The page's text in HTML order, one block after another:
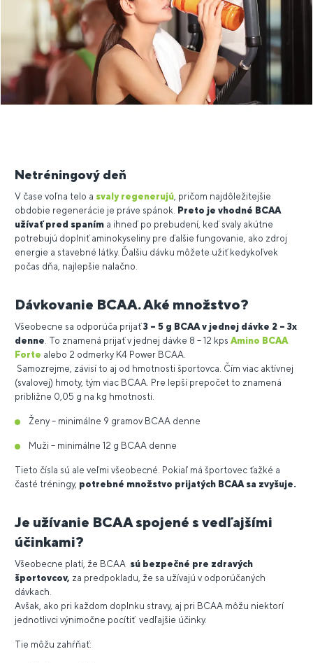
Netréningový deň
V čase voľna telo a svaly regenerujú, pričom najdôležitejšie
obdobie regenerácie je práve spánok. Preto je vhodné BCAA
užívať pred spaním a ihneď po prebudení, keď svaly akútne
potrebujú doplniť aminokyseliny pre ďalšie fungovanie, ako zdroj
energie a stavebné látky. Ďalšiu dávku môžete užiť kedykoľvek
počas dňa, najlepšie nalačno.
Dávkovanie BCAA. Aké množstvo?
Všeobecne sa odporúča prijať3 – 5 g BCAA v jednej dávke 2 – 3x
denne. To znamená prijať v jednej dávke 8 – 12 kps Amino BCAA
Forte alebo 2 odmerky K4 Power BCAA.
Samozrejme, závisí to aj od hmotnosti športovca. Čím viac aktívnej
(svalovej) hmoty, tým viac BCAA. Pre lepší prepočet to znamená
približne 0,05 g na kg hmotnosti.
Ženy – minimálne 9 gramov BCAA denne
Muži – minimálne 12 g BCAA denne
Tieto čísla sú ale veľmi všeobecné. Pokiaľ má športovec ťažké a
časté tréningy, potrebné množstvo prijatých BCAA sa zvyšuje.
Je užívanie BCAA spojené s vedľajšími
účinkami?
Všeobecne platí, že BCAA sú bezpečné pre zdravých
športovcov, za predpokladu, že sa užívajú v odporúčaných
dávkach.
Avšak, ako pri každom doplnku stravy, aj pri BCAA môžu niektorí
jednotlivci výnimočne pocítiť vedľajšie účinky.
Tie môžu zahŕňať: